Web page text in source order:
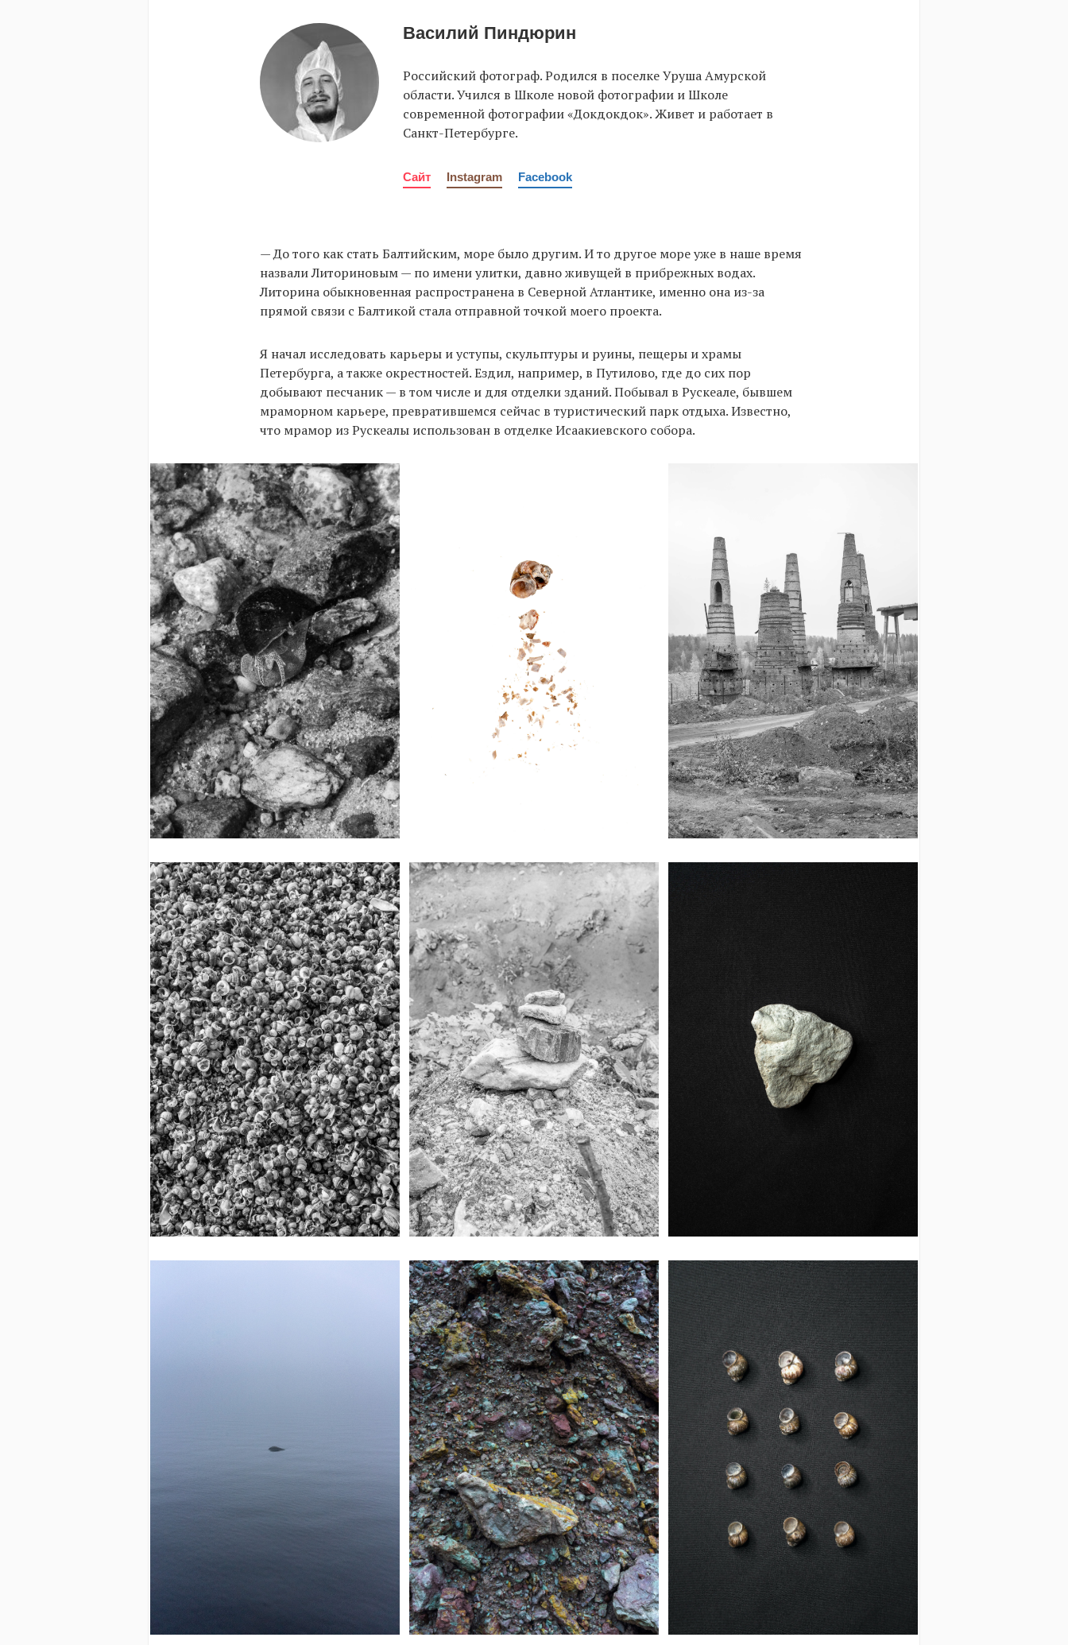
Василий Пиндюрин
Российский фотограф. Родился в поселке Уруша Амурской
области. Учился в Школе новой фотографии и Школе
современной фотографии «Докдокдок». Живет и работает в
Санкт-Петербурге.
Сайт Instagram Facebook
— До того как стать Балтийским, море было другим. И то другое море уже в наше время
назвали Литориновым — по имени улитки, давно живущей в прибрежных водах.
Литорина обыкновенная распространена в Северной Атлантике, именно она из-за
прямой связи с Балтикой стала отправной точкой моего проекта.
Я начал исследовать карьеры и уступы, скульптуры и руины, пещеры и храмы
Петербурга, а также окрестностей. Ездил, например, в Путилово, где до сих пор
добывают песчаник — в том числе и для отделки зданий. Побывал в Рускеале, бывшем
мраморном карьере, превратившемся сейчас в туристический парк отдыха. Известно,
что мрамор из Рускеалы использован в отделке Исаакиевского собора.